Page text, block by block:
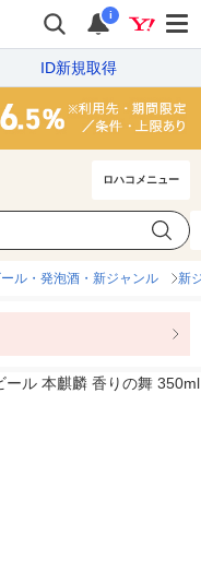
i
ID新規取得
ロハコメニュー
ール・発泡酒・新ジャンル 新